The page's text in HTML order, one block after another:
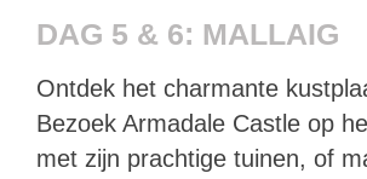
DAG 5 & 6: MALLAIG
Ontdek het charmante
Bezoek Armadale Castle op
met zijn prachtige tuinen, of